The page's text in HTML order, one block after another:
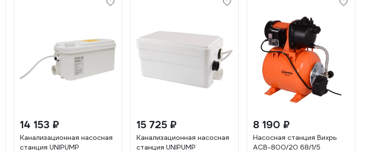
14 153 ₽
Канализационная насосная
станция UNIPUMP
15 725 ₽
Канализационная насосная
станция UNIPUMP
8 190 ₽
Насосная станция Вихрь
АСВ-800/20 68/1/5